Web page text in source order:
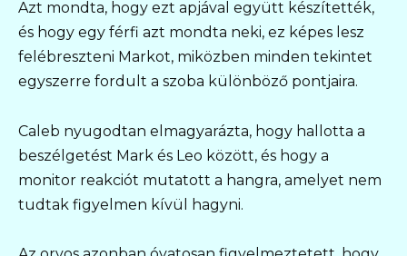
Azt mondta, hogy ezt apjával együtt készítették,
és hogy egy férfi azt mondta neki, ez képes lesz
felébreszteni Markot, miközben minden tekintet
egyszerre fordult a szoba különböző pontjaira.
Caleb nyugodtan elmagyarázta, hogy hallotta a
beszélgetést Mark és Leo között, és hogy a
monitor reakciót mutatott a hangra, amelyet nem
tudtak figyelmen kívül hagyni.